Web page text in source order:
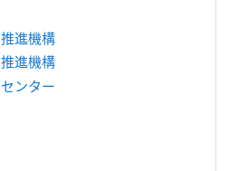
進機構
進機構
ンター